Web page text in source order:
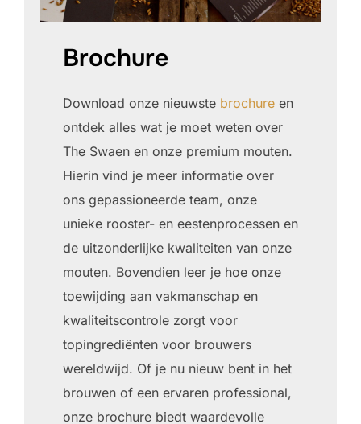
Brochure
Download onze nieuwste brochureen
ontdek alles wat je moet weten over
The Swaen en onze premium mouten.
Hierin vind je meer informatie over
ons gepassioneerde team, onze
unieke rooster- en eestenprocessen en
de uitzonderlijke kwaliteiten van onze
mouten. Bovendien leer je hoe onze
toewijding aan vakmanschap en
kwaliteitscontrole zorgt voor
topingrediënten voor brouwers
wereldwijd. Of je nu nieuw bent in het
brouwen of een ervaren professional,
onze brochure biedt waardevolle